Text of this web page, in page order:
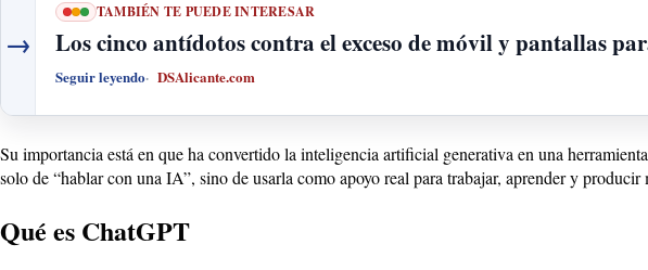
→
TAMBIÉN TE PUEDE INTERESAR
Los cinco antídotos contra el exceso de móvil y pantallas
Seguir leyendo DSAlicante.com
Su importancia está en que ha convertido la inteligencia artificial generativa en una
solo de “hablar con una IA”, sino de usarla como apoyo real para trabajar, aprender y producir
Qué es ChatGPT